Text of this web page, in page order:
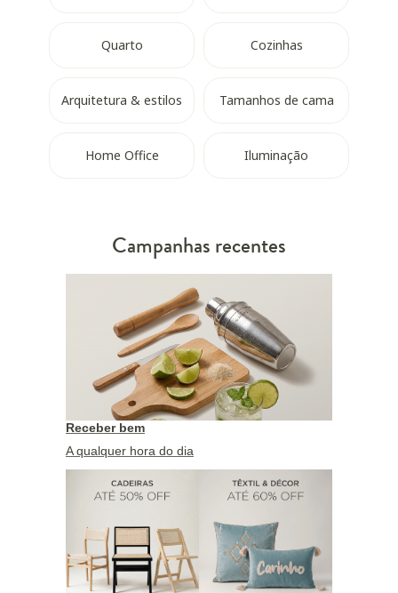
Quarto Cozinhas
Arquitetura & estilos Tamanhos de cama
Home Office Iluminação
Campanhas recentes
Receber bem
A qualquer hora do dia